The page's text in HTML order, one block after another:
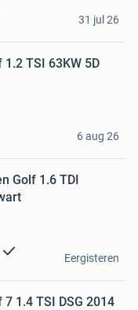
31 jul 26
TSI 63KW 5D
6 aug 26
Golf 1.6 TDI
Eergisteren
1.4 TSI DSG 2014